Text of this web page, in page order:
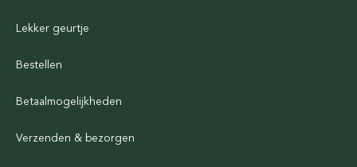
Lekker geurtje
Bestellen
Betaalmogelijkheden
Verzenden & bezorgen